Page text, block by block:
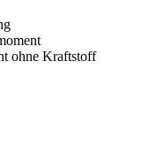
ohne Kraftstoff